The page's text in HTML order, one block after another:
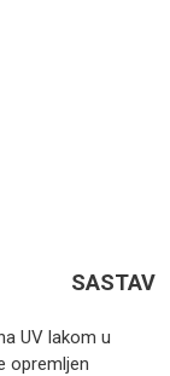
SASTAV
UV lakom u
opremljen